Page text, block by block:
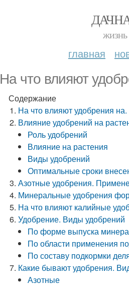
жизнь
главная
На что влияют
Содержание
На что влияют удобрения
Влияние удобрений на
Роль удобрений
Влияние на растения
Виды удобрений
Оптимальные сроки
Азотные удобрения.
Минеральные удобрения
На что влияют калийные
Удобрение. Виды удобрений
По форме выпуска
По области применения
По составу подкормки
Какие бывают удобрения.
Азотные